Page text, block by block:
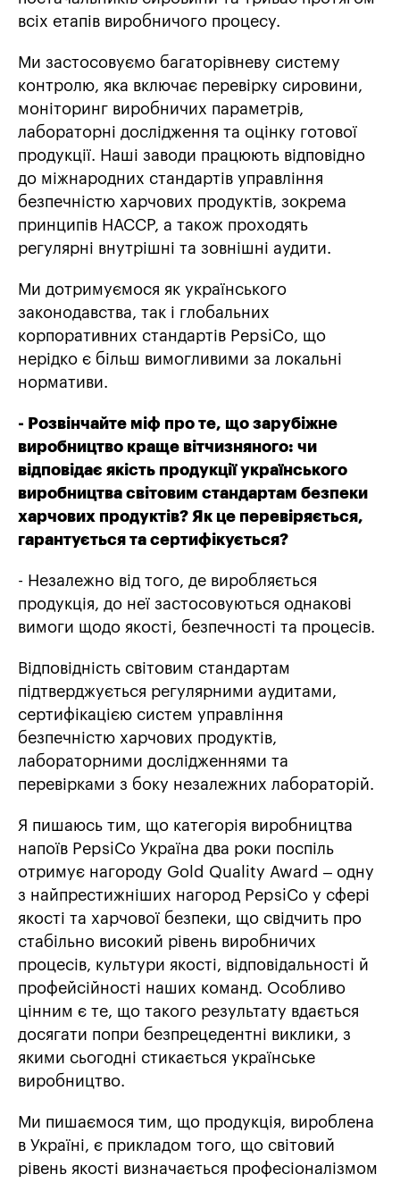
всіх етапів виробничого процесу.
Ми застосовуємо багаторівневу систему
контролю, яка включає перевірку сировини,
моніторинг виробничих параметрів,
лабораторні дослідження та оцінку готової
продукції. Наші заводи працюють відповідно
до міжнародних стандартів управління
безпечністю харчових продуктів, зокрема
принципів HACCP, а також проходять
регулярні внутрішні та зовнішні аудити.
Ми дотримуємося як українського
законодавства, так і глобальних
корпоративних стандартів PepsiCo, що
нерідко є більш вимогливими за локальні
нормативи.
- Розвінчайте міф про те, що зарубіжне
виробництво краще вітчизняного: чи
відповідає якість продукції українського
виробництва світовим стандартам безпеки
харчових продуктів? Як це перевіряється,
гарантується та сертифікується?
- Незалежно від того, де виробляється
продукція, до неї застосовуються однакові
вимоги щодо якості, безпечності та процесів.
Відповідність світовим стандартам
підтверджується регулярними аудитами,
сертифікацією систем управління
безпечністю харчових продуктів,
лабораторними дослідженнями та
перевірками з боку незалежних лабораторій.
Я пишаюсь тим, що категорія виробництва
напоїв PepsiCo Україна два роки поспіль
отримує нагороду Gold Quality Award – одну
з найпрестижніших нагород PepsiCo у сфері
якості та харчової безпеки, що свідчить про
стабільно високий рівень виробничих
процесів, культури якості, відповідальності й
профейсійності наших команд. Особливо
цінним є те, що такого результату вдається
досягати попри безпрецедентні виклики, з
якими сьогодні стикається українське
виробництво.
Ми пишаємося тим, що продукція, вироблена
в Україні, є прикладом того, що світовий
рівень якості визначається професіоналізмом